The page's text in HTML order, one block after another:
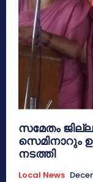
സമേതം
സെമിനാറും
നടത്തി
Local News